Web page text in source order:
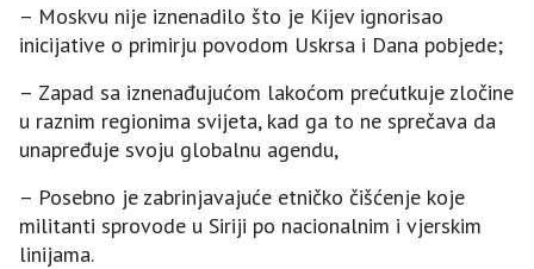
– Moskvu nije iznenadilo što je Kijev ignorisao
inicijative o primirju povodom Uskrsa i Dana pobjede;
– Zapad sa iznenađujućom lakoćom prećutkuje zločine
u raznim regionima svijeta, kad ga to ne sprečava da
unapređuje svoju globalnu agendu,
– Posebno je zabrinjavajuće etničko čišćenje koje
militanti sprovode u Siriji po nacionalnim i vjerskim
linijama.